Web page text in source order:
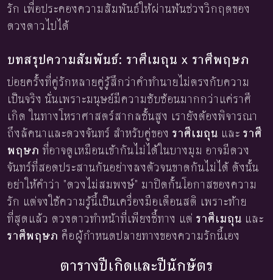
รัก เพื่อประคองความสัมพันธ์ให้ผ่านพ้นช่วงวิกฤตของ
ดวงดาวไปได้
บทสรุปความสัมพันธ์: ราศีเมถุน x ราศีพฤษภ
บ่อยครั้งที่คู่รักหลายคู่รู้สึกว่าคำทำนายไม่ตรงกับความ
เป็นจริง นั่นเพราะมนุษย์มีความซับซ้อนมากกว่าแค่ราศี
เกิด ในทางโหราศาสตร์สากลชั้นสูง เรายังต้องพิจารณา
ถึงลัคนาและดวงจันทร์ สำหรับคู่ของ ราศีเมถุน และ ราศี
พฤษภ ที่อาจดูเหมือนเข้ากันไม่ได้ในบางมุม อาจมีดวง
จันทร์ที่สอดประสานกันอย่างลงตัวจนขาดกันไม่ได้ ดังนั้น
อย่าให้คำว่า "ดวงไม่สมพงษ์" มาปิดกั้นโอกาสของความ
รัก แต่จงใช้ความรู้นี้เป็นเครื่องมือเตือนสติ เพราะท้าย
ที่สุดแล้ว ดวงดาวทำหน้าที่เพียงชี้ทาง แต่ ราศีเมถุน และ
ราศีพฤษภ คือผู้กำหนดปลายทางของความรักนี้เอง
ตารางปีเกิดและปีนักษัตร